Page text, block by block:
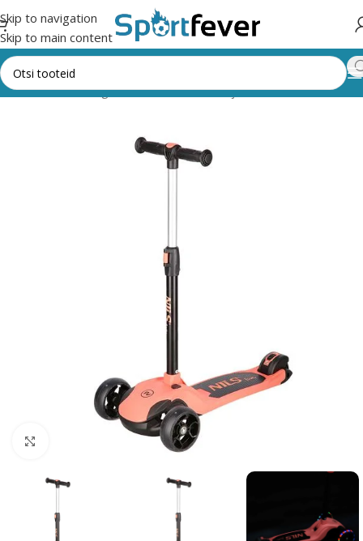
Skip to navigation
Skip to main content
Esileht Kõik kategooriad Rattavarustus ja rulad Tõukerattad
Suurendamiseks klõpsake